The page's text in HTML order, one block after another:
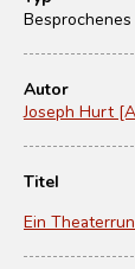
Autor
Joseph Hurt
Titel
Ein